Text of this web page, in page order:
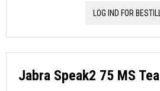
LOG IND FOR
Jabra Speak2 75 MS